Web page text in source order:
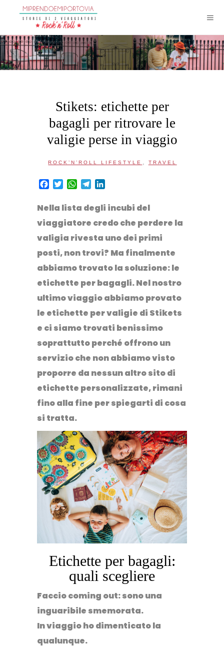
Stikets: etichette per
bagagli per ritrovare le
valigie perse in viaggio
ROCK’N’ROLL LIFESTYLE , TRAVEL
Facebook
TwitterWhatsApp
Telegram
Nella lista degli incubi del
viaggiatore credo che perdere la
valigia rivesta uno dei primi
posti, non trovi? Ma finalmente
abbiamo trovato la soluzione: le
etichette per bagagli. Nel nostro
ultimo viaggio abbiamo provato
le etichette per valigie di Stikets
e ci siamo trovati benissimo
soprattutto perché offrono un
servizio che non abbiamo visto
proporre da nessun altro sito di
etichette personalizzate, rimani
fino alla fine per spiegarti di cosa
si tratta.
Etichette per bagagli:
quali scegliere
⁣Faccio coming out: sono una
inguaribile smemorata.⁣
In viaggio ho dimenticato la
qualunque.⁣